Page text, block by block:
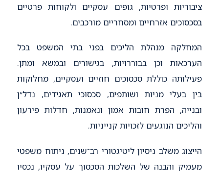
ציבוריות ופרטיות, גופים עסקיים ולקוחות פרטיים
בסכסוכים אזרחיים ומסחריים מורכבים.
המחלקה מנהלת הליכים בפני בתי המשפט בכל
הערכאות וכן בבוררויות, בגישורים ובמשא ומתן.
פעילותה כוללת סכסוכים חוזיים ועסקיים, מחלוקות
בין בעלי מניות ושותפים, סכסוכי תאגידים, נדל״ן
ובנייה, הפרת חובות אמון ונאמנות, חדלות פירעון
והליכים הנוגעים לזכויות קנייניות.
הייצוג משלב ניסיון ליטיגטורי רב־שנים, ניתוח משפטי
מעמיק והבנה של השלכות הסכסוך על עסקיו, נכסיו